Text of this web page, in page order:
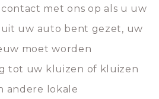
met ons op als u uw
uw auto bent gezet, uw
moet worden
tot uw kluizen of kluizen
andere lokale